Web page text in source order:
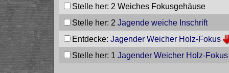
Stelle her: 2 Weiches Fokusgehäuse
Stelle her: 2 Jagende weiche Inschrift
Entdecke: Jagender Weicher Holz-Fokus
Stelle her: 1 Jagender Weicher Holz-Fokus